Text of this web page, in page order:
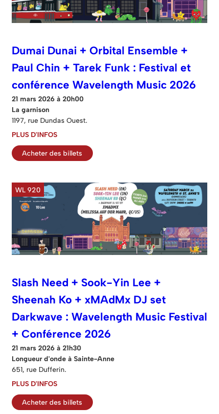
Dumai Dunai + Orbital Ensemble +
Paul Chin + Tarek Funk : Festival et
conférence Wavelength Music 2026
21 mars 2026 à 20h00
La garnison
1197, rue Dundas Ouest.
PLUS D'INFOS
Acheter des billets
WL 920
Slash Need + Sook-Yin Lee +
Sheenah Ko + xMAdMx DJ set
Darkwave : Wavelength Music Festival
+ Conférence 2026
21 mars 2026 à 21h30
Longueur d'onde à Sainte-Anne
651, rue Dufferin.
PLUS D'INFOS
Acheter des billets